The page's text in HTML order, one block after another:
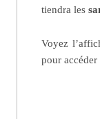
tiendra les
Voyez
pour